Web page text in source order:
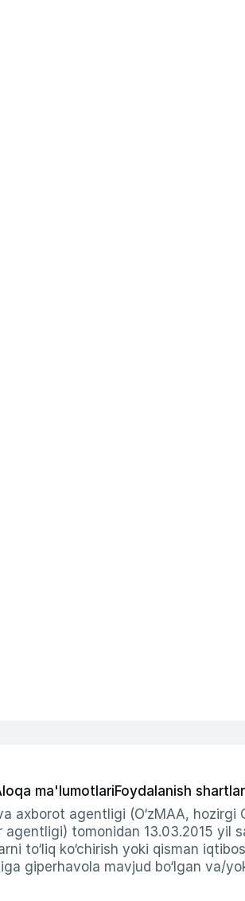
ma'lumotlariFoydalanish
axborot agentligi (O‘zMAA,
tomonidan 13.03.2015 yil
to‘liq ko‘chirish yoki qisman
giperhavola mavjud bo‘lgan va/